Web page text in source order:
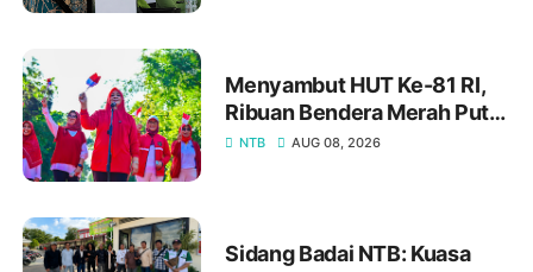
Menyambut HUT Ke-81 RI,
Ribuan Bendera Merah Putih
Dibagikan kepada
NTB AUG 08, 2026
Sidang Badai NTB: Kuasa